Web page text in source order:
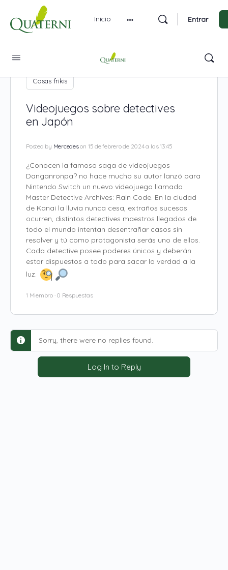
Inicio Entrar
Cosas frikis
Videojuegos sobre detectives
en Japón
Posted by Mercedeson 15 de febrero de 2024 a las 13:45
¿Conocen la famosa saga de videojuegos
Danganronpa? no hace mucho su autor lanzó para
Nintendo Switch un nuevo videojuego llamado
Master Detective Archives: Rain Code. En la ciudad
de Kanai la lluvia nunca cesa, extraños sucesos
ocurren, distintos detectives maestros llegados de
todo el mundo intentan desentrañar casos sin
resolver y tú como protagonista serás uno de ellos.
Cada detective posee poderes únicos y deberán
estar dispuestos a todo para sacar la verdad a la
luz.
1 Miembro · 0 Respuestas
Sorry, there were no replies found.
Log In to Reply